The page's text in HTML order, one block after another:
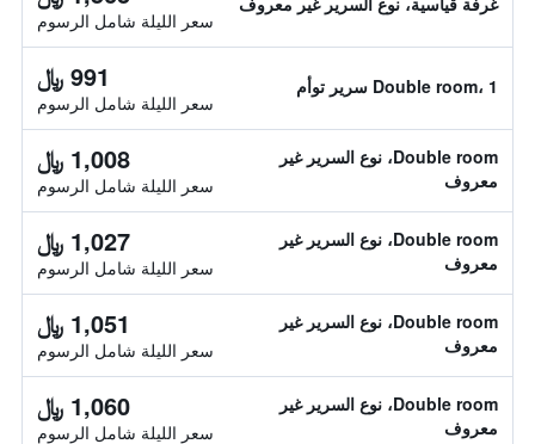
سعر الليلة شامل الرسوم
Double room، 1 سرير توأم 991 ﷼
سعر الليلة شامل الرسوم
Double room، نوع السرير غير
معروف
1,008 ﷼
سعر الليلة شامل الرسوم
Double room، نوع السرير غير
معروف
1,027 ﷼
سعر الليلة شامل الرسوم
Double room، نوع السرير غير
معروف
1,051 ﷼
سعر الليلة شامل الرسوم
Double room، نوع السرير غير
معروف
1,060 ﷼
سعر الليلة شامل الرسوم